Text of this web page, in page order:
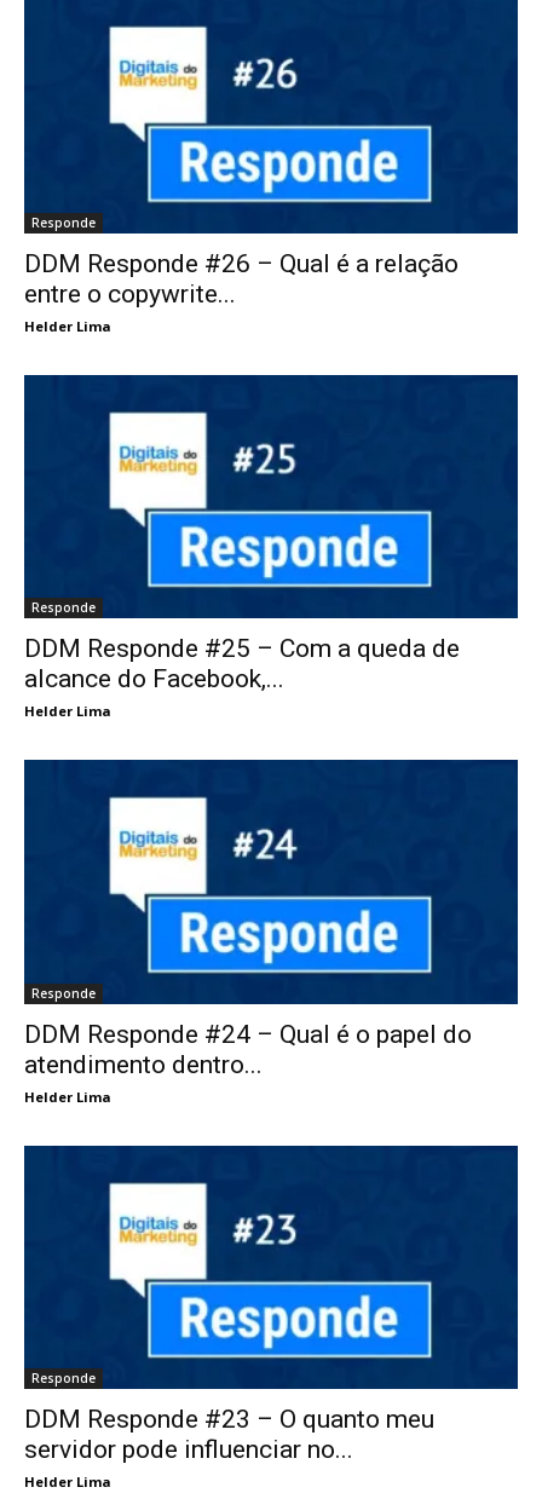
Responde
DDM Responde #26 – Qual é a relação
entre o copywrite...
Helder Lima
Responde
DDM Responde #25 – Com a queda de
alcance do Facebook,...
Helder Lima
Responde
DDM Responde #24 – Qual é o papel do
atendimento dentro...
Helder Lima
Responde
DDM Responde #23 – O quanto meu
servidor pode influenciar no...
Helder Lima